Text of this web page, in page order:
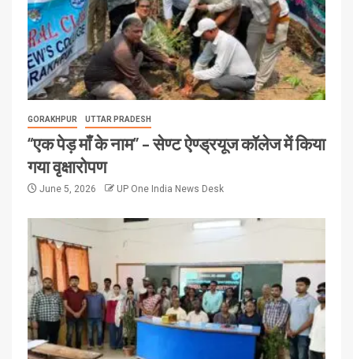
GORAKHPUR UTTAR PRADESH
“एक पेड़ माँ के नाम” – सेण्ट ऐण्ड्रयूज कॉलेज में किया
गया वृक्षारोपण
June 5, 2026 UP One India News Desk